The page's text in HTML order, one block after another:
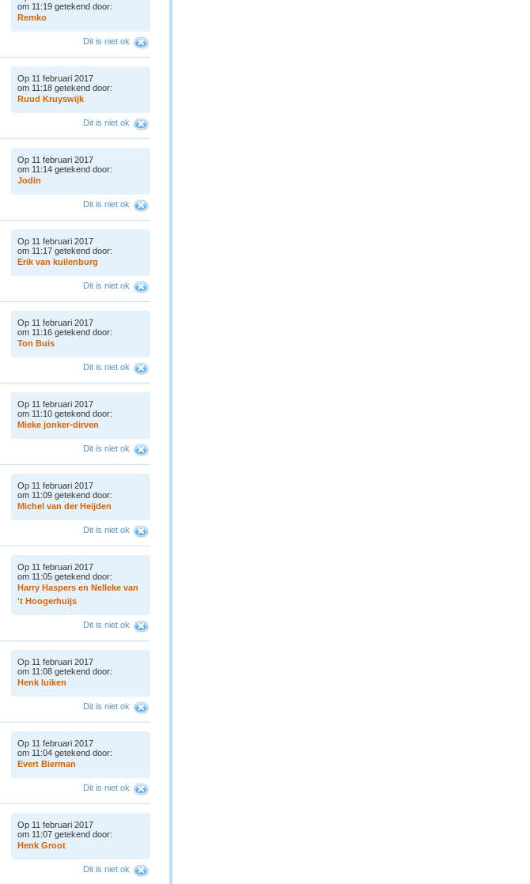
om 11:19 getekend door:
Remko
Dit is niet ok
Op 11 februari 2017
om 11:18 getekend door:
Ruud Kruyswijk
Dit is niet ok
Op 11 februari 2017
om 11:14 getekend door:
Jodin
Dit is niet ok
Op 11 februari 2017
om 11:17 getekend door:
Erik van kuilenburg
Dit is niet ok
Op 11 februari 2017
om 11:16 getekend door:
Ton Buis
Dit is niet ok
Op 11 februari 2017
om 11:10 getekend door:
Mieke jonker-dirven
Dit is niet ok
Op 11 februari 2017
om 11:09 getekend door:
Michel van der Heijden
Dit is niet ok
Op 11 februari 2017
om 11:05 getekend door:
Harry Haspers en Nelleke van
't Hoogerhuijs
Dit is niet ok
Op 11 februari 2017
om 11:08 getekend door:
Henk luiken
Dit is niet ok
Op 11 februari 2017
om 11:04 getekend door:
Evert Bierman
Dit is niet ok
Op 11 februari 2017
om 11:07 getekend door:
Henk Groot
Dit is niet ok